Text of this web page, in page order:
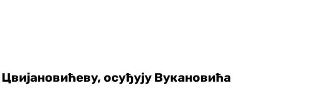
осуђују Вукановића